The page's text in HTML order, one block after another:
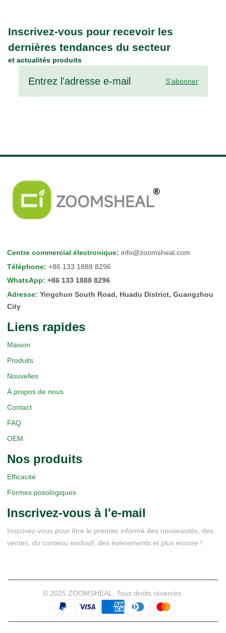
Inscrivez-vous pour recevoir les
dernières tendances du secteur
et actualités produits
S'abonner
Centre commercial électronique: info@zoomsheal.com
Téléphone: +86 133 1888 8296
WhatsApp: +86 133 1888 8296
Adresse: Yingchun South Road, Huadu District, Guangzhou
City
Liens rapides
Maison
Produits
Nouvelles
À propos de nous
Contact
FAQ
OEM
Nos produits
Efficacité
Formes posologiques
Inscrivez-vous à l'e-mail
Inscrivez-vous pour être le premier informé des nouveautés, des
ventes, du contenu exclusif, des événements et plus encore !
© 2025 ZOOMSHEAL. Tous droits réservés.